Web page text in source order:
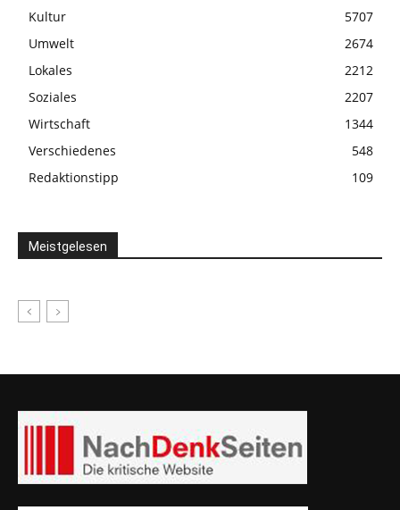
Kultur
5707
Umwelt
2674
Lokales
2212
Soziales
2207
Wirtschaft
1344
Verschiedenes
548
Redaktionstipp
109
Meistgelesen